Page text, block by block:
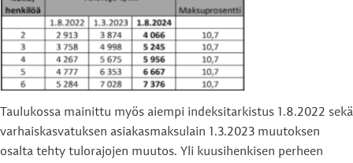
Taulukossa mainittu myös aiempi indeksitarkistus 1.8.2022 sekä
varhaiskasvatuksen asiakasmaksulain 1.3.2023 muutoksen
osalta tehty tulorajojen muutos. Yli kuusihenkisen perheen